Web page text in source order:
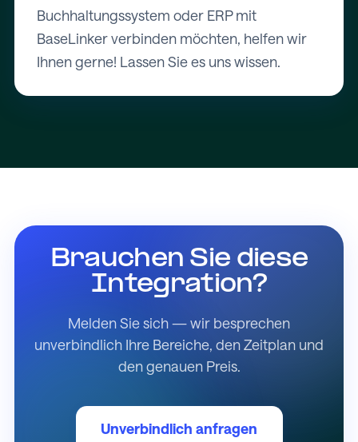
Buchhaltungssystem oder ERP mit
BaseLinker verbinden möchten, helfen wir
Ihnen gerne! Lassen Sie es uns wissen.
Brauchen Sie diese
Integration?
Melden Sie sich — wir besprechen
unverbindlich Ihre Bereiche, den Zeitplan und
den genauen Preis.
Unverbindlich anfragen